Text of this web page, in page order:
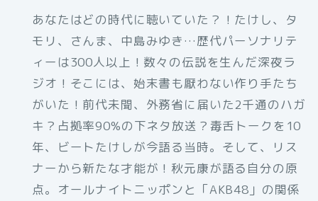
あなたはどの時代に聴いていた？！たけし、タ
モリ、さんま、中島みゆき…歴代パーソナリテ
ィーは300人以上！数々の伝説を生んだ深夜ラ
ジオ！そこには、始末書も厭わない作り手たち
がいた！前代未聞、外務省に届いた2千通のハガ
キ？占拠率90%の下ネタ放送？毒舌トークを10
年、ビートたけしが今語る当時。そして、リス
ナーから新たな才能が！秋元康が語る自分の原
点。オールナイトニッポンと「AKB48」の関係